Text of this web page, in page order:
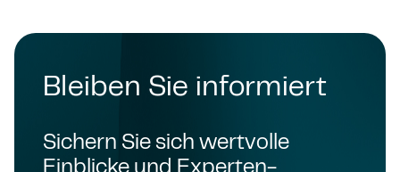
Bleiben Sie informiert
Sichern Sie sich wertvolle
Einblicke und Experten-